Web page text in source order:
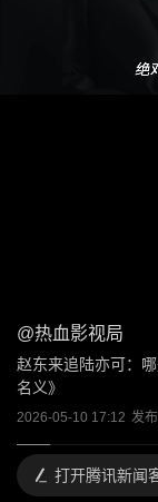
@热血影视局
赵东来追陆亦可：
名义》
2026-05-10 17:12 发
打开腾讯新闻